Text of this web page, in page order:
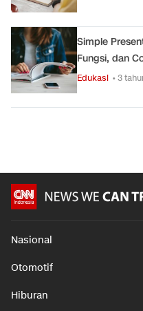
Simple
Fungsi, dan
Edukasi • 3
Nasional
Otomotif
Hiburan